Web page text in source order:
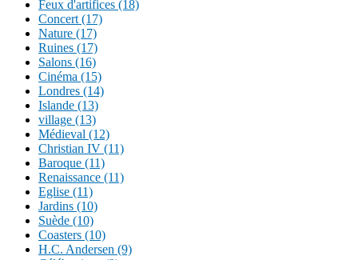
Feux d'artifices (18)
Concert (17)
Nature (17)
Ruines (17)
Salons (16)
Cinéma (15)
Londres (14)
Islande (13)
village (13)
Médieval (12)
Christian IV (11)
Baroque (11)
Renaissance (11)
Eglise (11)
Jardins (10)
Suède (10)
Coasters (10)
H.C. Andersen (9)